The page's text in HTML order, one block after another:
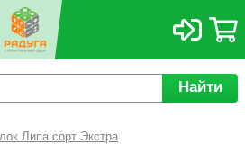
Найти
Липа сорт Экстра